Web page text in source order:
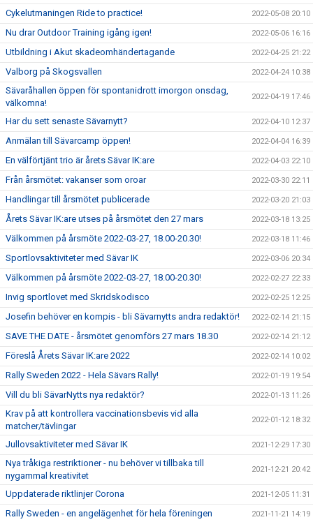
Cykelutmaningen Ride to practice! 2022-05-08 20:10
Nu drar Outdoor Training igång igen! 2022-05-06 16:16
Utbildning i Akut skadeomhändertagande 2022-04-25 21:22
Valborg på Skogsvallen 2022-04-24 10:38
Sävaråhallen öppen för spontanidrott imorgon onsdag,
välkomna!
2022-04-19 17:46
Har du sett senaste Sävarnytt? 2022-04-10 12:37
Anmälan till Sävarcamp öppen! 2022-04-04 16:39
En välförtjänt trio är årets Sävar IK:are 2022-04-03 22:10
Från årsmötet: vakanser som oroar 2022-03-30 22:11
Handlingar till årsmötet publicerade 2022-03-20 21:03
Årets Sävar IK:are utses på årsmötet den 27 mars 2022-03-18 13:25
Välkommen på årsmöte 2022-03-27, 18.00-20.30! 2022-03-18 11:46
Sportlovsaktiviteter med Sävar IK 2022-03-06 20:34
Välkommen på årsmöte 2022-03-27, 18.00-20.30! 2022-02-27 22:33
Invig sportlovet med Skridskodisco 2022-02-25 12:25
Josefin behöver en kompis - bli Sävarnytts andra redaktör! 2022-02-14 21:15
SAVE THE DATE - årsmötet genomförs 27 mars 18.30 2022-02-14 21:12
Föreslå Årets Sävar IK:are 2022 2022-02-14 10:02
Rally Sweden 2022 - Hela Sävars Rally! 2022-01-19 19:54
Vill du bli SävarNytts nya redaktör? 2022-01-13 11:26
Krav på att kontrollera vaccinationsbevis vid alla
matcher/tävlingar
2022-01-12 18:32
Jullovsaktiviteter med Sävar IK 2021-12-29 17:30
Nya tråkiga restriktioner - nu behöver vi tillbaka till
nygammal kreativitet
2021-12-21 20:42
Uppdaterade riktlinjer Corona 2021-12-05 11:31
Rally Sweden - en angelägenhet för hela föreningen 2021-11-21 14:19